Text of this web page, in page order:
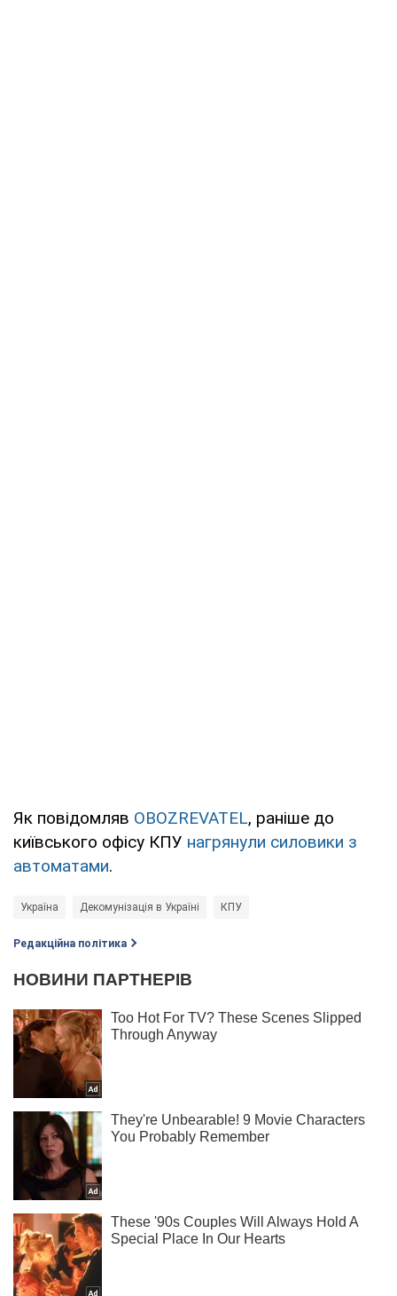
Як повідомляв OBOZREVATEL, раніше до
київського офісу КПУ нагрянули силовики з
автоматами.
Україна Декомунізація в Україні КПУ
Редакційна політика